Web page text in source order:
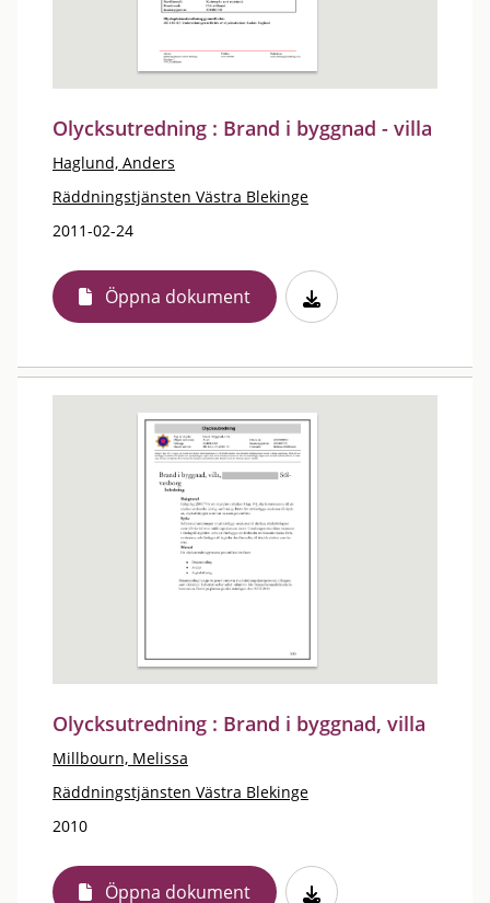
Olycksutredning : Brand i byggnad - villa
Haglund, Anders
Räddningstjänsten Västra Blekinge
2011-02-24
Öppna dokument
Olycksutredning : Brand i byggnad, villa
Millbourn, Melissa
Räddningstjänsten Västra Blekinge
2010
Öppna dokument